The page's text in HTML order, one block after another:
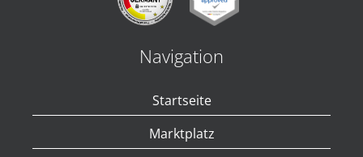
Navigation
Startseite
Marktplatz